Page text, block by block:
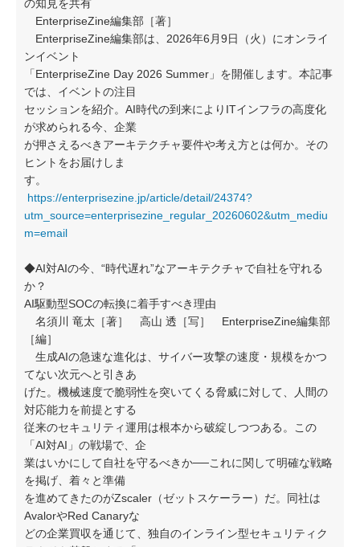
の知見を共有
EnterpriseZine編集部［著］
EnterpriseZine編集部は、2026年6月9日（火）にオンライ
ンイベント
「EnterpriseZine Day 2026 Summer」を開催します。本記事
では、イベントの注目
セッションを紹介。AI時代の到来によりITインフラの高度化
が求められる今、企業
が押さえるべきアーキテクチャ要件や考え方とは何か。その
ヒントをお届けしま
す。
https://enterprisezine.jp/article/detail/24374?
utm_source=enterprisezine_regular_20260602&utm_mediu
m=email
◆AI対AIの今、“時代遅れ”なアーキテクチャで自社を守れる
か？
AI駆動型SOCの転換に着手すべき理由
名須川 竜太［著］ 高山 透［写］ EnterpriseZine編集部
［編］
生成AIの急速な進化は、サイバー攻撃の速度・規模をかつ
てない次元へと引きあ
げた。機械速度で脆弱性を突いてくる脅威に対して、人間の
対応能力を前提とする
従来のセキュリティ運用は根本から破綻しつつある。この
「AI対AI」の戦場で、企
業はいかにして自社を守るべきか──これに関して明確な戦略
を掲げ、着々と準備
を進めてきたのがZscaler（ゼットスケーラー）だ。同社は
AvalorやRed Canaryな
どの企業買収を通じて、独自のインライン型セキュリティク